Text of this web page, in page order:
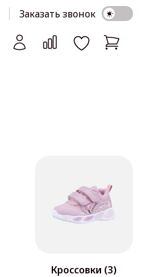
Заказать звонок
Кроссовки (3)